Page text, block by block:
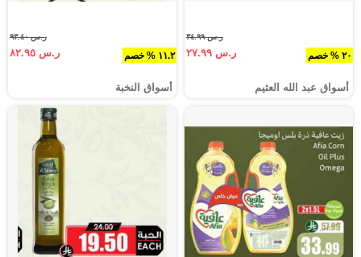
٢٠ % خصم
ر.س ٣٤.٩٩
ر.س ٢٧.٩٩
أسواق عبد الله العثيم
١١.٢ % خصم
ر.س ٩٣.٤٠
ر.س ٨٢.٩٥
أسواق النخبة